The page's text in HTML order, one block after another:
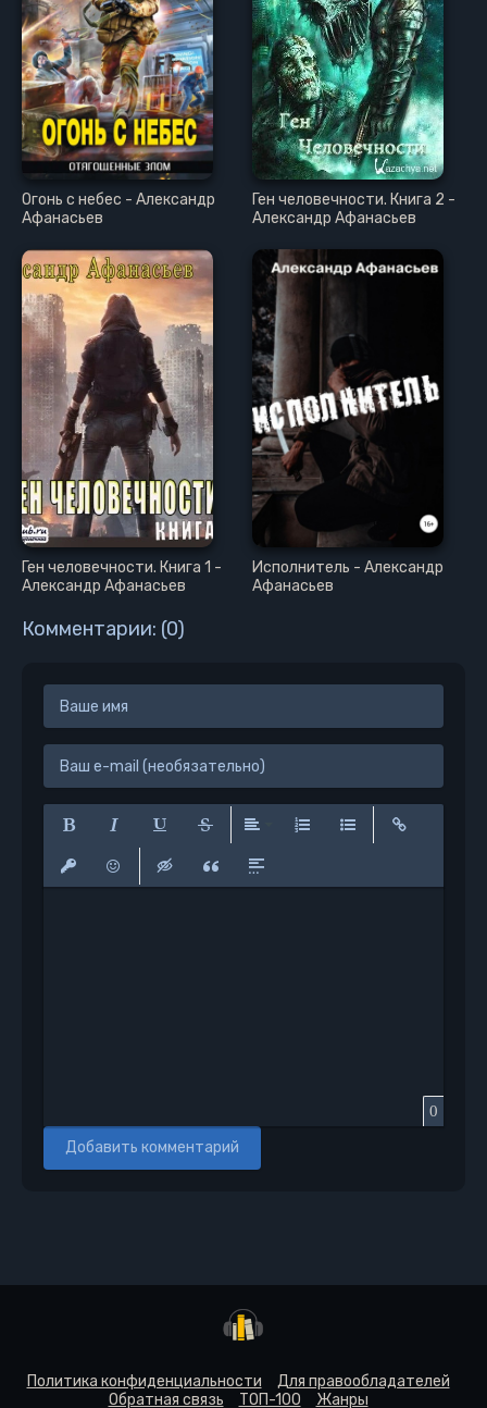
Огонь с небес - Александр
Афанасьев
Ген человечности. Книга 2 -
Александр Афанасьев
Ген человечности. Книга 1 -
Александр Афанасьев
Исполнитель - Александр
Афанасьев
Комментарии: (0)
Полужирный
Курсив Подчеркнутый
0
Добавить комментарий
Политика конфиденциальности
Для правообладателей
Обратная связь
ТОП-100 Жанры